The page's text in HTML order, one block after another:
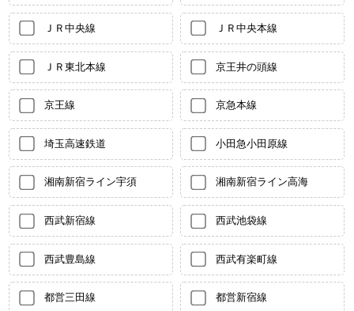
ＪＲ中央線 ＪＲ中央本線
ＪＲ東北本線 京王井の頭線
京王線 京急本線
埼玉高速鉄道 小田急小田原線
湘南新宿ライン宇須 湘南新宿ライン高海
西武新宿線 西武池袋線
西武豊島線 西武有楽町線
都営三田線 都営新宿線